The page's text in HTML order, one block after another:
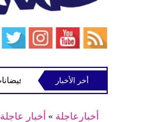
من أمطار غزيرة وفيضانات
أخر الأخبار
أخبارعاجلة » أخبار عاجلة